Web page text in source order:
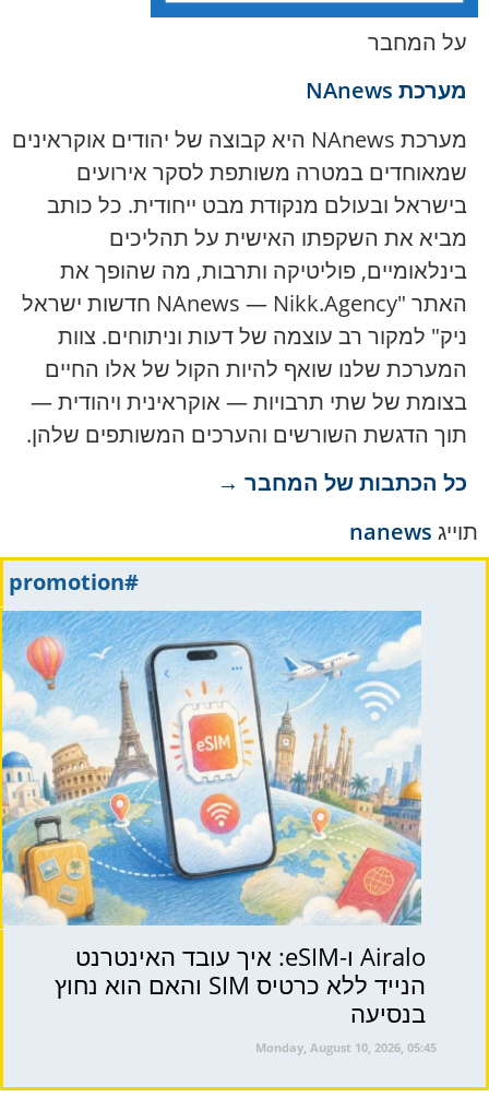
על המחבר
מערכת NAnews
מערכת NAnews היא קבוצה של יהודים אוקראינים
שמאוחדים במטרה משותפת לסקר אירועים
בישראל ובעולם מנקודת מבט ייחודית. כל כותב
מביא את השקפתו האישית על תהליכים
בינלאומיים, פוליטיקה ותרבות, מה שהופך את
האתר "NAnews — Nikk.Agency חדשות ישראל
ניק" למקור רב עוצמה של דעות וניתוחים. צוות
המערכת שלנו שואף להיות הקול של אלו החיים
בצומת של שתי תרבויות — אוקראינית ויהודית —
תוך הדגשת השורשים והערכים המשותפים שלהן.
כל הכתבות של המחבר →
תוייג nanews
#promotion
Airalo ו-eSIM: איך עובד האינטרנט
הנייד ללא כרטיס SIM והאם הוא נחוץ
בנסיעה
Monday, August 10, 2026, 05:45